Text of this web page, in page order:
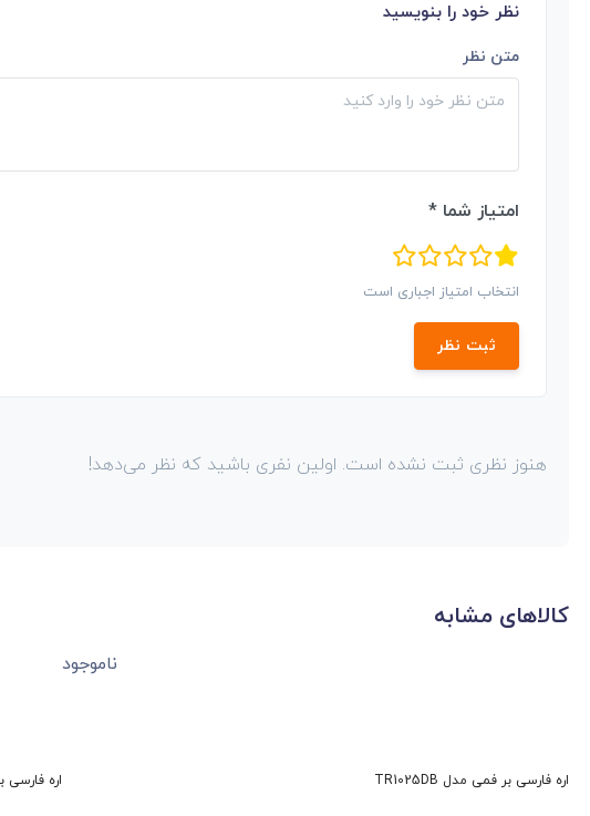
نظر خود را بنویسید
متن نظر
امتیاز شما *
انتخاب امتیاز اجباری است
ثبت نظر
هنوز نظری ثبت نشده است. اولین نفری باشید که نظر می‌دهد!
کالاهای مشابه
اره فارسی بر فمی مدل TR1025DB